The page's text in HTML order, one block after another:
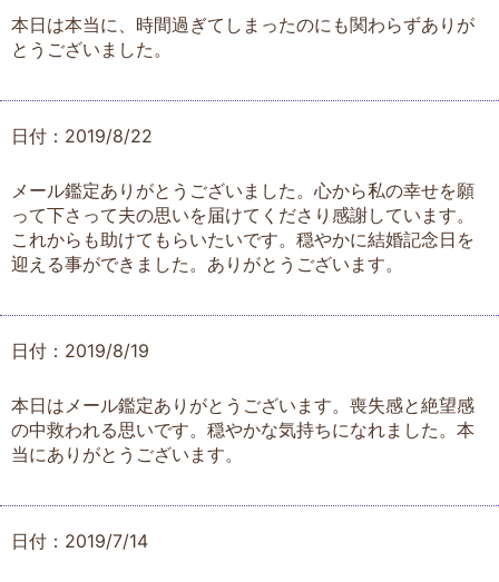
本日は本当に、時間過ぎてしまったのにも関わらずありが
とうございました。
日付：2019/8/22
メール鑑定ありがとうございました。心から私の幸せを願
って下さって夫の思いを届けてくださり感謝しています。
これからも助けてもらいたいです。穏やかに結婚記念日を
迎える事ができました。ありがとうございます。
日付：2019/8/19
本日はメール鑑定ありがとうございます。喪失感と絶望感
の中救われる思いです。穏やかな気持ちになれました。本
当にありがとうございます。
日付：2019/7/14